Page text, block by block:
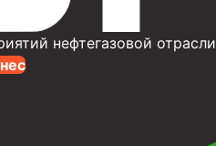
нефтегазовой